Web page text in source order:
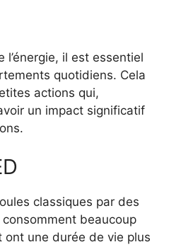
l’énergie, il est essentiel
quotidiens. Cela
actions qui,
un impact significatif
classiques par des
consomment beaucoup
ont une durée de vie plus